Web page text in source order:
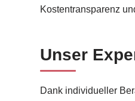
Kostentransparenz
Unser
Dank individueller